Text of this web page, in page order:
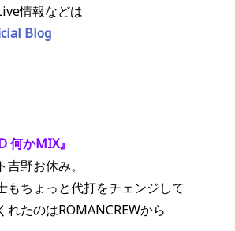
情報などは
Blog
何かMIX』
野お休み。
もちょっと代打をチェンジして
れたのはROMANCREWから